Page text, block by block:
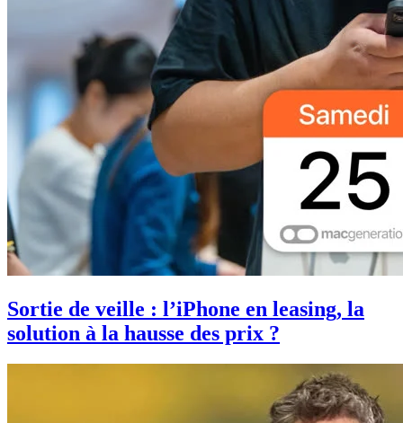
Sortie de veille : l’iPhone en leasing, la
solution à la hausse des prix ?